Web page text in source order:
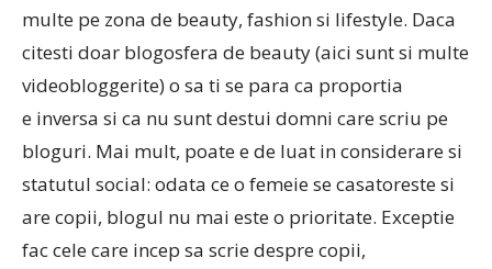
multe pe zona de beauty, fashion si lifestyle. Daca
citesti doar blogosfera de beauty (aici sunt si multe
videobloggerite) o sa ti se para ca proportia
e inversa si ca nu sunt destui domni care scriu pe
bloguri. Mai mult, poate e de luat in considerare si
statutul social: odata ce o femeie se casatoreste si
are copii, blogul nu mai este o prioritate. Exceptie
fac cele care incep sa scrie despre copii,